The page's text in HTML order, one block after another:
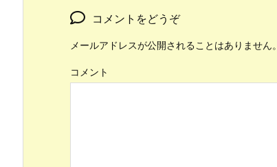
コメントをどうぞ
メールアドレスが公開されることはありません。
コメント